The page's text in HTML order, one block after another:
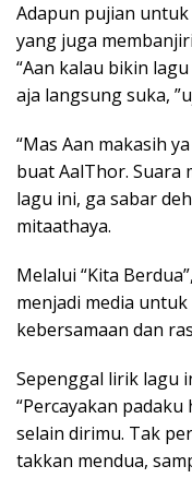
Adapun pujian
yang juga
“Aan kalau bikin
aja langsung suka,
“Mas Aan makasih
buat AalThor. Suara
lagu ini, ga sabar
mitaathaya.
Melalui “Kita
menjadi media
kebersamaan dan
Sepenggal lirik lagu
“Percayakan
selain dirimu. Tak
takkan mendua,